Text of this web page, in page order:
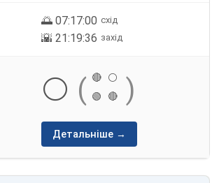
🌅 07:17:00 схід
🌇 21:19:36 захід
⚪ ( 🔴
⚪
🟢
🔴 )
Детальніше →